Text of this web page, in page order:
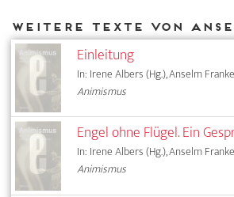
Einleitung
In: Irene Albers (Hg.), Anselm
Animismus
Engel ohne Flügel. Ein
In: Irene Albers (Hg.), Anselm
Animismus